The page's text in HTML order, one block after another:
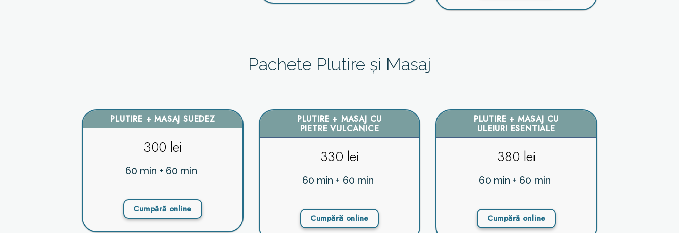
Pachete Plutire și Masaj
PLUTIRE + MASAJ SUEDEZ
300 lei
60 min + 60 min
Cumpără online
PLUTIRE + MASAJ CU
PIETRE VULCANICE
330 lei
60 min + 60 min
Cumpără online
PLUTIRE + MASAJ CU
ULEIURI ESENTIALE
380 lei
60 min + 60 min
Cumpără online